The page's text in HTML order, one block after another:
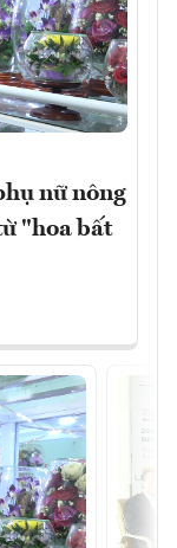
nữ nông
"hoa bất